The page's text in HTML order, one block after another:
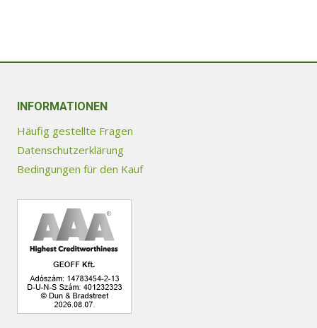
INFORMATIONEN
Häufig gestellte Fragen
Datenschutzerklärung
Bedingungen für den Kauf